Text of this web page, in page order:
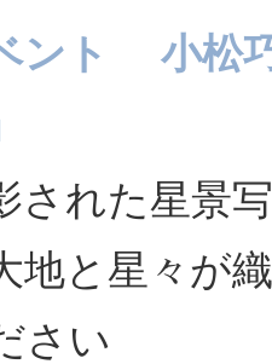
ント 小松
された星景
地と星々が
さい